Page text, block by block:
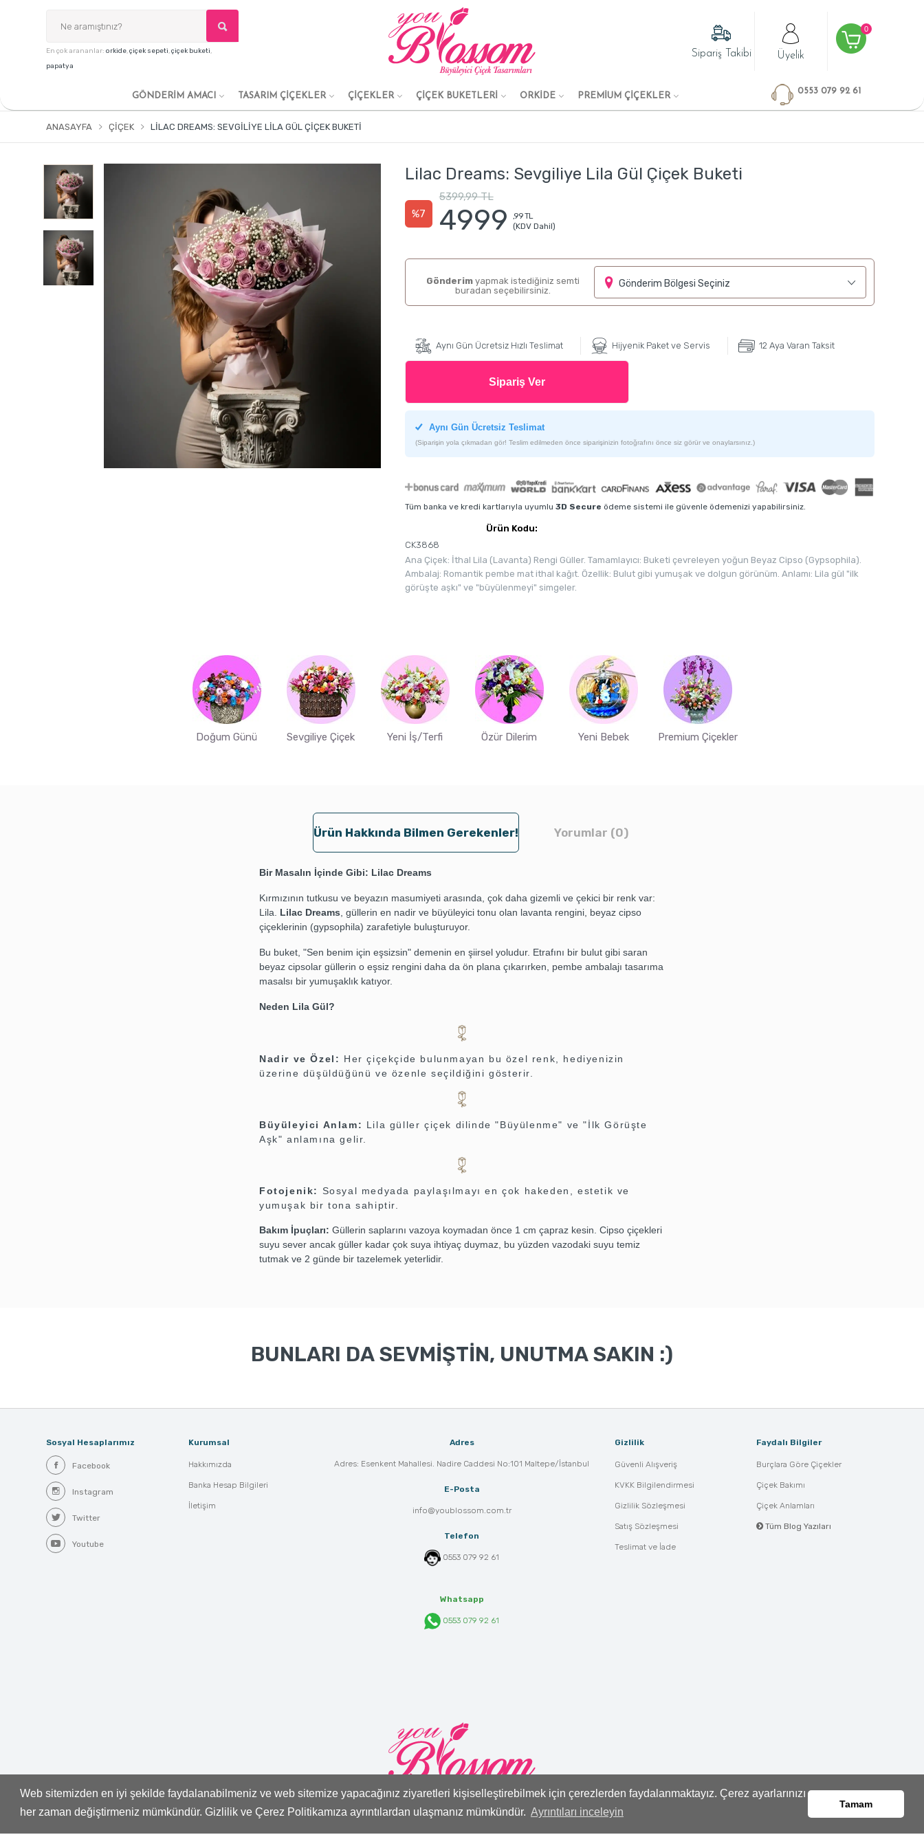
Web sitemizden en iyi şekilde faydalanabilmeniz ve web sitemize yapacağınız ziyaretleri kişiselleştirebilmek için çerezlerden faydalanmaktayız. Çerez ayarlarınızı
her zaman değiştirmeniz mümkündür. Gizlilik ve Çerez Politikamıza ayrıntılardan ulaşmanız mümkündür. Ayrıntıları inceleyin
Tamam
En çok arananlar: orkide,çiçek sepeti,çiçek buketi,
papatya
Sipariş Takibi Üyelik
0
GÖNDERİM AMACI TASARIM ÇİÇEKLER ÇİÇEKLER ÇİÇEK BUKETLERİ ORKİDE PREMİUM ÇİÇEKLER
0553 079 92 61
ANASAYFA ÇIÇEK LILAC DREAMS: SEVGILIYE LILA GÜL ÇIÇEK BUKETI
Lilac Dreams: Sevgiliye Lila Gül Çiçek Buketi
%7
5399,99 TL
4999
,99 TL
(KDV Dahil)
Gönderim yapmak istediğiniz semti
buradan seçebilirsiniz.
Gönderim Bölgesi Seçiniz
Aynı Gün Ücretsiz Hızlı Teslimat Hijyenik Paket ve Servis 12 Aya Varan Taksit
Sipariş Ver
Aynı Gün Ücretsiz Teslimat
(Siparişin yola çıkmadan gör! Teslim edilmeden önce siparişinizin fotoğrafını önce siz görür ve onaylarsınız.)
Tüm banka ve kredi kartlarıyla uyumlu 3D Secure ödeme sistemi ile güvenle ödemenizi yapabilirsiniz.
Ürün Kodu:
CK3868
Ana Çiçek: İthal Lila (Lavanta) Rengi Güller. Tamamlayıcı: Buketi çevreleyen yoğun Beyaz Cipso (Gypsophila).
Ambalaj: Romantik pembe mat ithal kağıt. Özellik: Bulut gibi yumuşak ve dolgun görünüm. Anlamı: Lila gül "ilk
görüşte aşkı" ve "büyülenmeyi" simgeler.
Doğum Günü Sevgiliye Çiçek Yeni İş/Terfi Özür Dilerim Yeni Bebek Premium Çiçekler
Ürün Hakkında Bilmen Gerekenler! Yorumlar (0)
Bir Masalın İçinde Gibi: Lilac Dreams
Kırmızının tutkusu ve beyazın masumiyeti arasında, çok daha gizemli ve çekici bir renk var:
Lila. Lilac Dreams, güllerin en nadir ve büyüleyici tonu olan lavanta rengini, beyaz cipso
çiçeklerinin (gypsophila) zarafetiyle buluşturuyor.
Bu buket, "Sen benim için eşsizsin" demenin en şiirsel yoludur. Etrafını bir bulut gibi saran
beyaz cipsolar güllerin o eşsiz rengini daha da ön plana çıkarırken, pembe ambalajı tasarıma
masalsı bir yumuşaklık katıyor.
Neden Lila Gül?
Nadir ve Özel: Her çiçekçide bulunmayan bu özel renk, hediyenizin
üzerine düşüldüğünü ve özenle seçildiğini gösterir.
Büyüleyici Anlam: Lila güller çiçek dilinde "Büyülenme" ve "İlk Görüşte
Aşk" anlamına gelir.
Fotojenik:
Sosyal medyada paylaşılmayı en çok hakeden, estetik ve
yumuşak bir tona sahiptir.
Bakım İpuçları: Güllerin saplarını vazoya koymadan önce 1 cm çapraz kesin. Cipso çiçekleri
suyu sever ancak güller kadar çok suya ihtiyaç duymaz, bu yüzden vazodaki suyu temiz
tutmak ve 2 günde bir tazelemek yeterlidir.
BUNLARI DA SEVMİŞTİN, UNUTMA SAKIN :)
Sosyal Hesaplarımız
Facebook
Instagram
Twitter
Youtube
Kurumsal
Hakkımızda
Banka Hesap Bilgileri
İletişim
Adres
Adres: Esenkent Mahallesi. Nadire Caddesi No:101 Maltepe/İstanbul
E-Posta
info@youblossom.com.tr
Telefon
0553 079 92 61
Whatsapp
0553 079 92 61
Gizlilik
Güvenli Alışveriş
KVKK Bilgilendirmesi
Gizlilik Sözleşmesi
Satış Sözleşmesi
Teslimat ve İade
Faydalı Bilgiler
Burçlara Göre Çiçekler
Çiçek Bakımı
Çiçek Anlamları
Tüm Blog Yazıları